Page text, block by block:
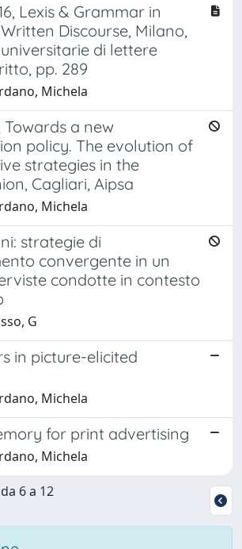
Lexis & Grammar in
Discourse, Milano,
universitarie di lettere
pp. 289
Michela
Towards a new
policy. The evolution of
strategies in the
Cagliari, Aipsa
Michela
strategie di
convergente in un
condotte in contesto
G
in picture-elicited
Michela
for print advertising
Michela
6 a 12